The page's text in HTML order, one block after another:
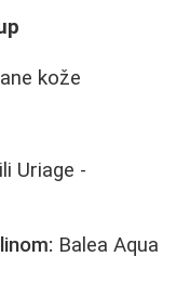
kože
Uriage -
Balea Aqua